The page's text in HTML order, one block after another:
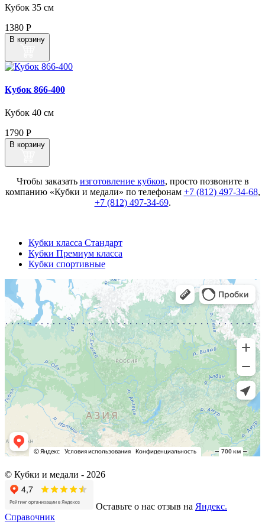
Кубок 35 см
1380 Р
В корзину
Кубок 866‑400
Кубок 40 см
1790 Р
В корзину
Чтобы заказать изготовление кубков, просто позвоните в
компанию «Кубки и медали» по телефонам +7 (812) 497-34-68,
+7 (812) 497-34-69.
Кубки класса Стандарт
Кубки Премиум класса
Кубки спортивные
© Кубки и медали - 2026
Оставьте о нас отзыв на Яндекс.
Справочник